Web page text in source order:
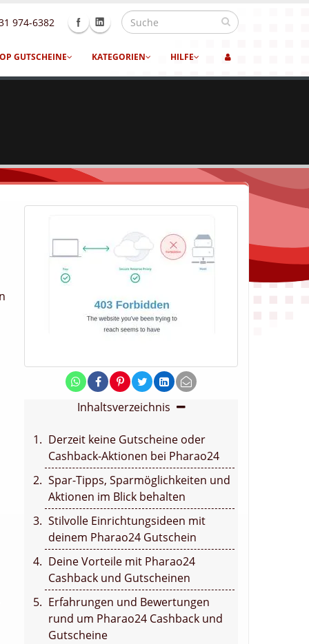
974-6382
GUTSCHEINE KATEGORIEN HILFE
Inhaltsverzeichnis
Derzeit keine Gutscheine oder
Cashback-Aktionen bei Pharao24
Spar-Tipps, Sparmöglichkeiten und
Aktionen im Blick behalten
Stilvolle Einrichtungsideen mit
deinem Pharao24 Gutschein
Deine Vorteile mit Pharao24
Cashback und Gutscheinen
Erfahrungen und Bewertungen
rund um Pharao24 Cashback und
Gutscheine